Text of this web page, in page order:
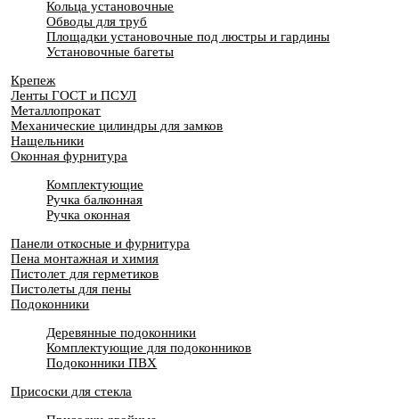
Кольца установочные
Обводы для труб
Площадки установочные под люстры и гардины
Установочные багеты
Крепеж
Ленты ГОСТ и ПСУЛ
Металлопрокат
Механические цилиндры для замков
Нащельники
Оконная фурнитура
Комплектующие
Ручка балконная
Ручка оконная
Панели откосные и фурнитура
Пена монтажная и химия
Пистолет для герметиков
Пистолеты для пены
Подоконники
Деревянные подоконники
Комплектующие для подоконников
Подоконники ПВХ
Присоски для стекла